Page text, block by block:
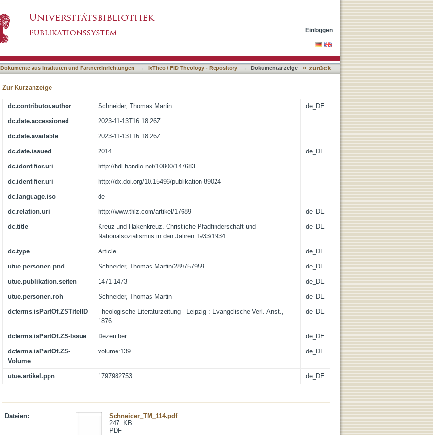
Einloggen
Dokumente aus Instituten und Partnereinrichtungen → IxTheo / FID Theology - Repository → Dokumentanzeige « zurück
Zur Kurzanzeige
dc.contributor.author Schneider, Thomas Martin de_DE
dc.date.accessioned 2023-11-13T16:18:26Z
dc.date.available 2023-11-13T16:18:26Z
dc.date.issued 2014 de_DE
dc.identifier.uri http://hdl.handle.net/10900/147683
dc.identifier.uri http://dx.doi.org/10.15496/publikation-89024
dc.language.iso de
dc.relation.uri http://www.thlz.com/artikel/17689 de_DE
dc.title
Kreuz und Hakenkreuz. Christliche Pfadfinderschaft und
Nationalsozialismus in den Jahren 1933/1934
de_DE
dc.type Article de_DE
utue.personen.pnd Schneider, Thomas Martin/289757959 de_DE
utue.publikation.seiten 1471-1473 de_DE
utue.personen.roh Schneider, Thomas Martin de_DE
dcterms.isPartOf.ZSTitelID
Theologische Literaturzeitung - Leipzig : Evangelische Verl.-Anst.,
1876
de_DE
dcterms.isPartOf.ZS-Issue Dezember de_DE
dcterms.isPartOf.ZS-
Volume
volume:139 de_DE
utue.artikel.ppn 1797982753 de_DE
Dateien:
Schneider_TM_114.pdf
247. KB
PDF